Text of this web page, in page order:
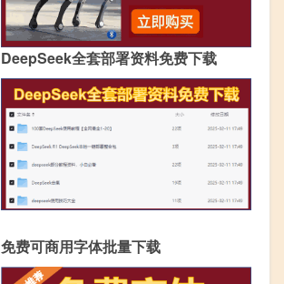
DeepSeek全套部署资料免费下载
免费可商用字体批量下载